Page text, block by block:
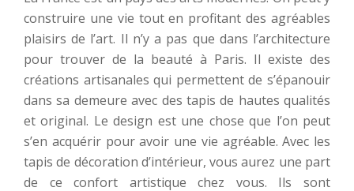
construire une vie tout en profitant des agréables
plaisirs de l’art. Il n’y a pas que dans l’architecture
pour trouver de la beauté à Paris. Il existe des
créations artisanales qui permettent de s’épanouir
dans sa demeure avec des tapis de hautes qualités
et original. Le design est une chose que l’on peut
s’en acquérir pour avoir une vie agréable. Avec les
tapis de décoration d’intérieur, vous aurez une part
de ce confort artistique chez vous. Ils sont